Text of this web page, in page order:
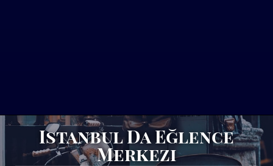
Istanbul Da Eğlence
Merkezi